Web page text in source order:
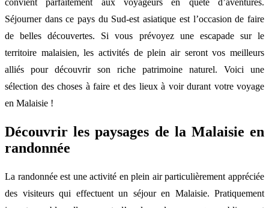
Séjourner dans ce pays du Sud-est asiatique est l’occasion de faire
de belles découvertes. Si vous prévoyez une escapade sur le
territoire malaisien, les activités de plein air seront vos meilleurs
alliés pour découvrir son riche patrimoine naturel. Voici une
sélection des choses à faire et des lieux à voir durant votre voyage
en Malaisie !
Découvrir les paysages de la Malaisie en
randonnée
La randonnée est une activité en plein air particulièrement appréciée
des visiteurs qui effectuent un séjour en Malaisie. Pratiquement